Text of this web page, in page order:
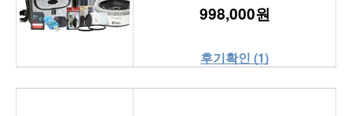
998,000원
후기확인 (1)